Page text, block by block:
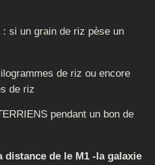
si un grain de riz pèse un
de riz ou encore
de riz
pendant un bon de
de le M1 -la galaxie